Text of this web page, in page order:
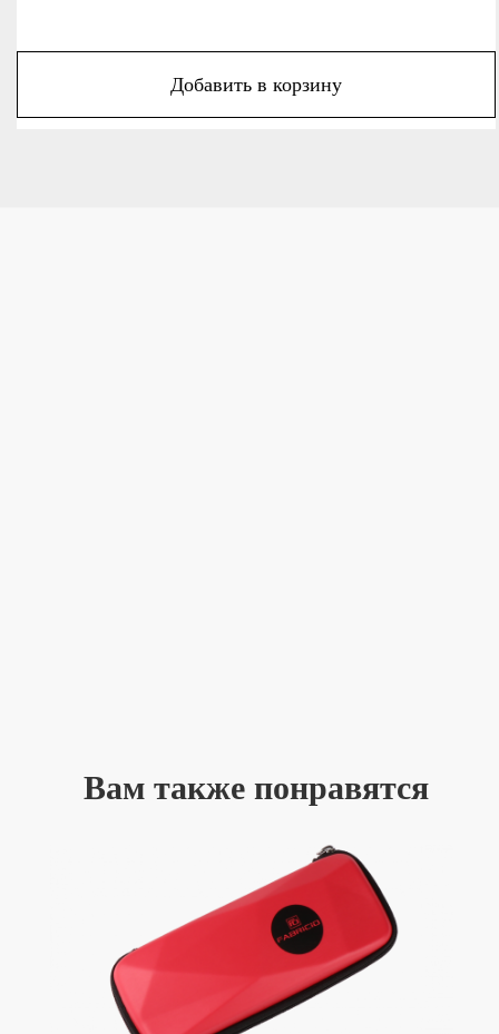
Добавить в корзину
Вам также понравятся